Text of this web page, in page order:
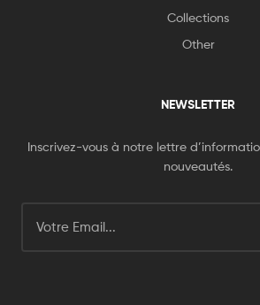
Collections
Other
NEWSLETTER
Inscrivez-vous à notre lettre
nouveautés.